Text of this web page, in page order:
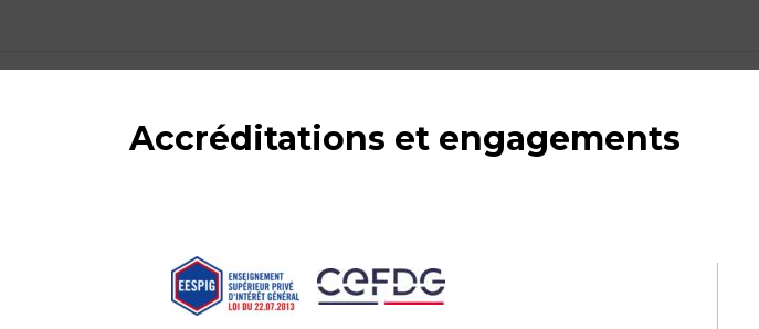
Accréditations et engagements